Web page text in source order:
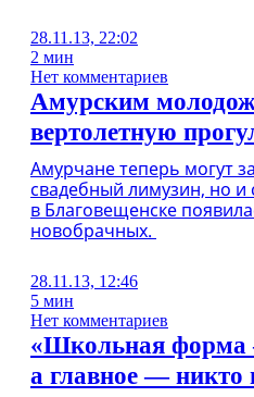
28.11.13, 22:02
2 мин
Нет комментариев
Амурским
вертолетную
Амурчане теперь могут
свадебный лимузин, но
в Благовещенске
новобрачных.
28.11.13, 12:46
5 мин
Нет комментариев
«Школьная форма
а главное — никто